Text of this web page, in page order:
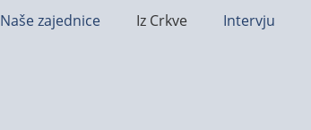
Naše zajednice Iz Crkve Intervju